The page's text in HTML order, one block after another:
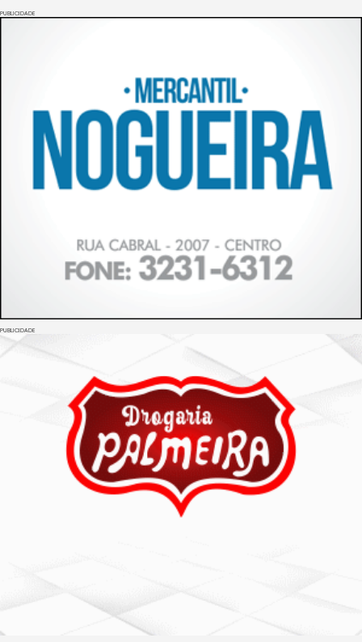
PUBLICIDADE
PUBLICIDADE